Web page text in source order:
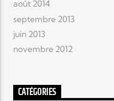
août 2014
septembre 2013
juin 2013
novembre 2012
CATÉGORIES